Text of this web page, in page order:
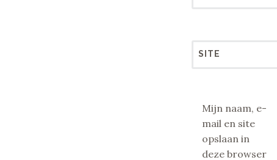
SITE
Mijn naam, e-
mail en site
opslaan in
deze browser